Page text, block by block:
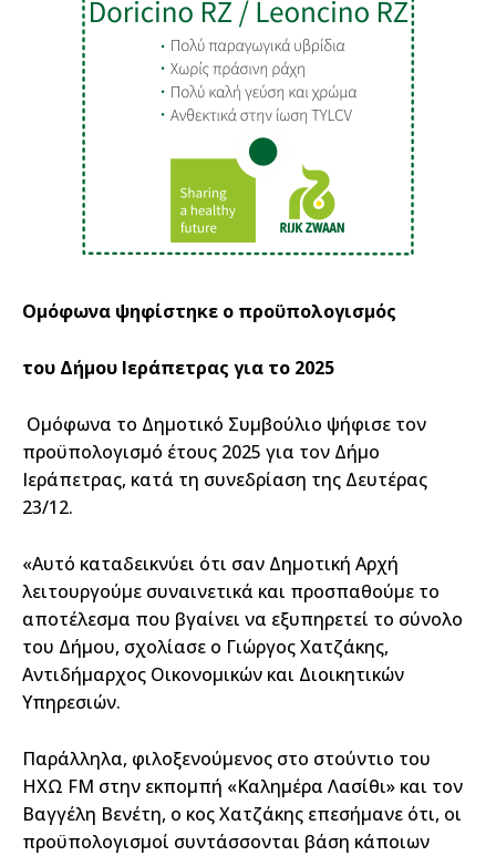
Ομόφωνα ψηφίστηκε ο προϋπολογισμός
του Δήμου Ιεράπετρας για το 2025
Ομόφωνα το Δημοτικό Συμβούλιο ψήφισε τον
προϋπολογισμό έτους 2025 για τον Δήμο
Ιεράπετρας, κατά τη συνεδρίαση της Δευτέρας
23/12.
«Αυτό καταδεικνύει ότι σαν Δημοτική Αρχή
λειτουργούμε συναινετικά και προσπαθούμε το
αποτέλεσμα που βγαίνει να εξυπηρετεί το σύνολο
του Δήμου, σχολίασε ο Γιώργος Χατζάκης,
Αντιδήμαρχος Οικονομικών και Διοικητικών
Υπηρεσιών.
Παράλληλα, φιλοξενούμενος στο στούντιο του
ΗΧΩ FM στην εκπομπή «Καλημέρα Λασίθι» και τον
Βαγγέλη Βενέτη, ο κος Χατζάκης επεσήμανε ότι, οι
προϋπολογισμοί συντάσσονται βάση κάποιων